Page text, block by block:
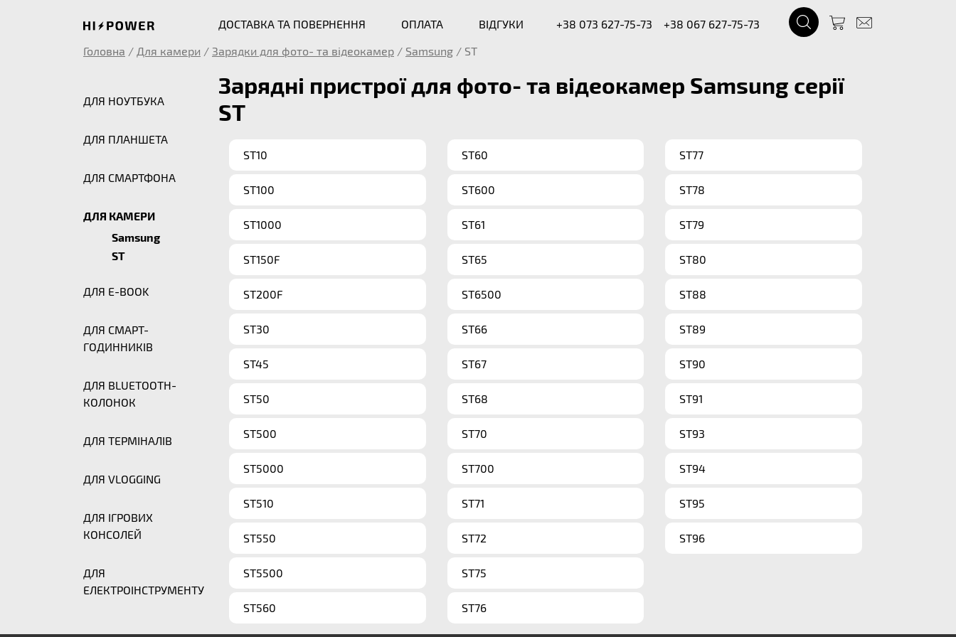
ДОСТАВКА ТА ПОВЕРНЕННЯ ОПЛАТА ВІДГУКИ +38 073 627-75-73
+38 067 627-75-73
Головна / Для камери / Зарядки для фото- та відеокамер / Samsung / ST
ДЛЯ НОУТБУКА
ДЛЯ ПЛАНШЕТА
ДЛЯ СМАРТФОНА
ДЛЯ КАМЕРИ
Samsung
ST
ДЛЯ E-BOOK
ДЛЯ СМАРТ-
ГОДИННИКІВ
ДЛЯ BLUETOOTH-
КОЛОНОК
ДЛЯ ТЕРМІНАЛІВ
ДЛЯ VLOGGING
ДЛЯ ІГРОВИХ
КОНСОЛЕЙ
ДЛЯ
ЕЛЕКТРОІНСТРУМЕНТУ
Зарядні пристрої для фото- та відеокамер Samsung серії
ST
ST10
ST100
ST1000
ST150F
ST200F
ST30
ST45
ST50
ST500
ST5000
ST510
ST550
ST5500
ST560
ST60
ST600
ST61
ST65
ST6500
ST66
ST67
ST68
ST70
ST700
ST71
ST72
ST75
ST76
ST77
ST78
ST79
ST80
ST88
ST89
ST90
ST91
ST93
ST94
ST95
ST96